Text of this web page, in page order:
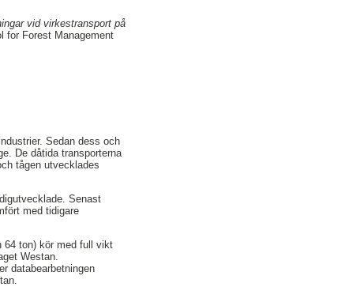
vid virkestransport på
for Forest Management
Sedan dess och
De dåtida transporterna
tågen utvecklades
Senast
med tidigare
64 ton) kör med full vikt
Westan.
databearbetningen